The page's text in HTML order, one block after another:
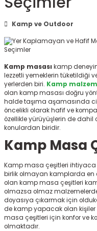
Mermisi
Tabure
Kamp ve Outdoor
Kamp masası kamp
lezzetli yemeklerin tüketildiği
yerlerden biri. Kamp
olan kamp masası doğru
halde taşıma aşamasında
öncelikli olarak hafif ve
özellikle yürüyüşlerin de
konulardan biridir.
Kamp Masa
Kamp masa çeşitleri ihtiyaca
birlik olmayan kamplarda en
olan kamp masa çeşitleri
olmazsa olmaz
doyasıya çıkarmak için
de kamp yapacak olan kişiler
masa çeşitleri için konfor ve
olmaktadır.